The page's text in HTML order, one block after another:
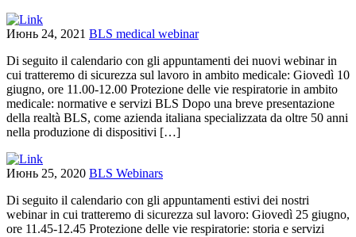
Июнь 24, 2021 BLS medical webinar
Di seguito il calendario con gli appuntamenti dei nuovi webinar in
cui tratteremo di sicurezza sul lavoro in ambito medicale: Giovedì 10
giugno, ore 11.00-12.00 Protezione delle vie respiratorie in ambito
medicale: normative e servizi BLS Dopo una breve presentazione
della realtà BLS, come azienda italiana specializzata da oltre 50 anni
nella produzione di dispositivi […]
Июнь 25, 2020 BLS Webinars
Di seguito il calendario con gli appuntamenti estivi dei nostri
webinar in cui tratteremo di sicurezza sul lavoro: Giovedì 25 giugno,
ore 11.45-12.45 Protezione delle vie respiratorie: storia e servizi